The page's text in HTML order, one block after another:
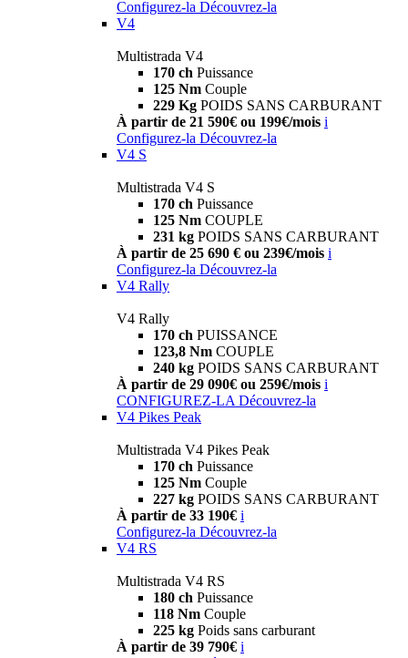
Configurez-la Découvrez-la
V4
Multistrada V4
170 ch Puissance
125 Nm Couple
229 Kg POIDS SANS CARBURANT
À partir de 21 590€ ou 199€/mois i
Configurez-la Découvrez-la
V4 S
Multistrada V4 S
170 ch Puissance
125 Nm COUPLE
231 kg POIDS SANS CARBURANT
À partir de 25 690 € ou 239€/mois i
Configurez-la Découvrez-la
V4 Rally
V4 Rally
170 ch PUISSANCE
123,8 Nm COUPLE
240 kg POIDS SANS CARBURANT
À partir de 29 090€ ou 259€/mois i
CONFIGUREZ-LA Découvrez-la
V4 Pikes Peak
Multistrada V4 Pikes Peak
170 ch Puissance
125 Nm Couple
227 kg POIDS SANS CARBURANT
À partir de 33 190€ i
Configurez-la Découvrez-la
V4 RS
Multistrada V4 RS
180 ch Puissance
118 Nm Couple
225 kg Poids sans carburant
À partir de 39 790€ i